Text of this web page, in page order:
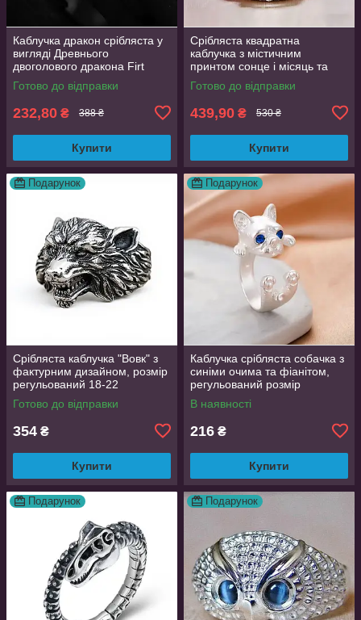
Каблучка дракон срібляста у
вигляді Древнього
двоголового дракона Firt
регульований розмір
AurumLux008
Готово до відправки
232,80 ₴ 388 ₴
Купити
Срібляста квадратна
каблучка з містичним
принтом сонце і місяць та
фіанітами 19 розмір
Готово до відправки
439,90 ₴ 530 ₴
Купити
Подарунок
Срібляста каблучка "Вовк" з
фактурним дизайном, розмір
регульований 18-22
Готово до відправки
354 ₴
Купити
Подарунок
Каблучка срібляста собачка з
синіми очима та фіанітом,
регульований розмір
AurumLux016
В наявності
216 ₴
Купити
Подарунок Подарунок